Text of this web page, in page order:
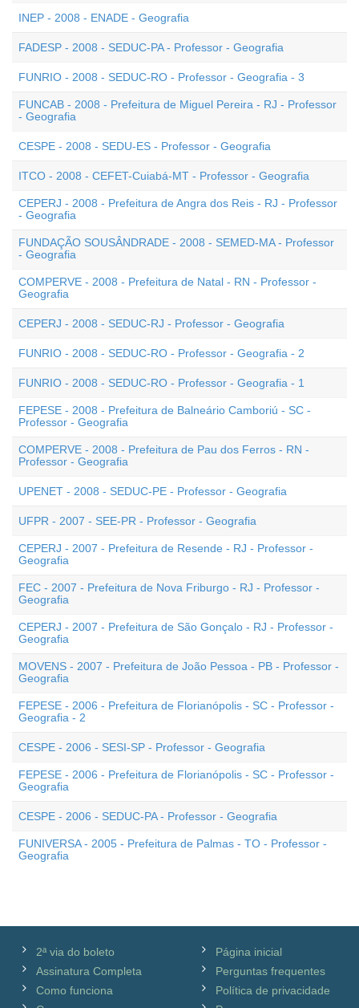
INEP - 2008 - ENADE - Geografia
FADESP - 2008 - SEDUC-PA - Professor - Geografia
FUNRIO - 2008 - SEDUC-RO - Professor - Geografia - 3
FUNCAB - 2008 - Prefeitura de Miguel Pereira - RJ - Professor
- Geografia
CESPE - 2008 - SEDU-ES - Professor - Geografia
ITCO - 2008 - CEFET-Cuiabá-MT - Professor - Geografia
CEPERJ - 2008 - Prefeitura de Angra dos Reis - RJ - Professor
- Geografia
FUNDAÇÃO SOUSÂNDRADE - 2008 - SEMED-MA - Professor
- Geografia
COMPERVE - 2008 - Prefeitura de Natal - RN - Professor -
Geografia
CEPERJ - 2008 - SEDUC-RJ - Professor - Geografia
FUNRIO - 2008 - SEDUC-RO - Professor - Geografia - 2
FUNRIO - 2008 - SEDUC-RO - Professor - Geografia - 1
FEPESE - 2008 - Prefeitura de Balneário Camboriú - SC -
Professor - Geografia
COMPERVE - 2008 - Prefeitura de Pau dos Ferros - RN -
Professor - Geografia
UPENET - 2008 - SEDUC-PE - Professor - Geografia
UFPR - 2007 - SEE-PR - Professor - Geografia
CEPERJ - 2007 - Prefeitura de Resende - RJ - Professor -
Geografia
FEC - 2007 - Prefeitura de Nova Friburgo - RJ - Professor -
Geografia
CEPERJ - 2007 - Prefeitura de São Gonçalo - RJ - Professor -
Geografia
MOVENS - 2007 - Prefeitura de João Pessoa - PB - Professor -
Geografia
FEPESE - 2006 - Prefeitura de Florianópolis - SC - Professor -
Geografia - 2
CESPE - 2006 - SESI-SP - Professor - Geografia
FEPESE - 2006 - Prefeitura de Florianópolis - SC - Professor -
Geografia
CESPE - 2006 - SEDUC-PA - Professor - Geografia
FUNIVERSA - 2005 - Prefeitura de Palmas - TO - Professor -
Geografia
2ª via do boleto
Assinatura Completa
Como funciona
Página inicial
Perguntas frequentes
Política de privacidade